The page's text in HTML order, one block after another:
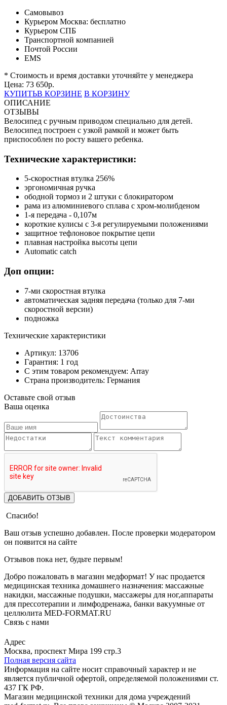
Самовывоз
Курьером Москва: бесплатно
Курьером СПБ
Транспортной компанией
Почтой России
EMS
* Стоимость и время доставки уточняйте у менеджера
Цена: 73 650р.
КУПИТЬВ КОРЗИНЕ В КОРЗИНУ
ОПИСАНИЕ
ОТЗЫВЫ
Велосипед с ручным приводом специально для детей.
Велосипед построен с узкой рамкой и может быть
приспособлен по росту вашего ребенка.
Технические характеристики:
5-скоростная втулка 256%
эргономичная ручка
ободной тормоз и 2 штуки с блокиратором
рама из алюминиевого сплава с хром-молибденом
1-я передача - 0,107м
короткие кулисы с 3-я регулируемыми положениями
защитное тефлоновое покрытие цепи
плавная настройка высоты цепи
Automatic catch
Доп опции:
7-ми скоростная втулка
автоматическая задняя передача (только для 7-ми
скоростной версии)
подножка
Технические характеристики
Артикул: 13706
Гарантия: 1 год
С этим товаром рекомендуем: Array
Страна производитель: Германия
Оставьте свой отзыв
Ваша оценка
ДОБАВИТЬ ОТЗЫВ
Спасибо!
Ваш отзыв успешно добавлен. После проверки модератором
он появится на сайте
Отзывов пока нет, будьте первым!
Добро пожаловать в магазин медформат! У нас продается
медицинская техника домашнего назначения: массажные
накидки, массажные подушки, массажеры для ног,аппараты
для прессотерапии и лимфодренажа, банки вакуумные от
целлюлита MED-FORMAT.RU
Связь с нами
Адрес
Москва, проспект Мира 199 стр.3
Полная версия сайта
Информация на сайте носит справочный характер и не
является публичной офертой, определяемой положениями ст.
437 ГК РФ.
Магазин медицинской техники для дома учреждений